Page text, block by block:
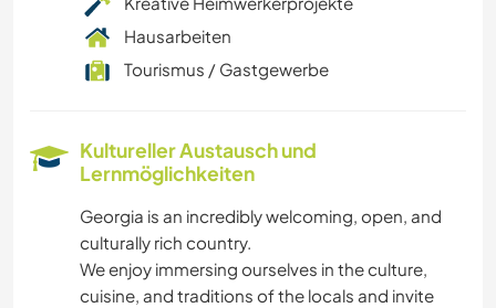
Hausarbeiten
Tourismus / Gastgewerbe
Kultureller Austausch und
Lernmöglichkeiten
Georgia is an incredibly welcoming, open, and
culturally rich country.
We enjoy immersing ourselves in the culture,
cuisine, and traditions of the locals and invite